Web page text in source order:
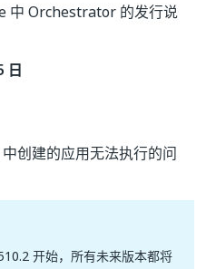
中 Orchestrator 的发行说
日
创建的应用无法执行的问
开始，所有未来版本都将